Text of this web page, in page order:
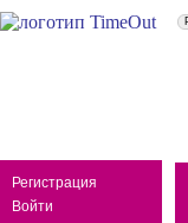
Регистрация
Войти